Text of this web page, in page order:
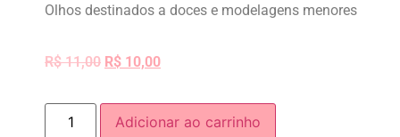
Olhos destinados a doces e modelagens menores
R$11,00 R$ 10,00
Adicionar ao carrinho